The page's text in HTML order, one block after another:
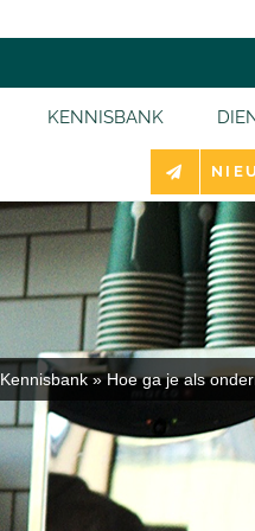
KENNISBANK
Kennisbank»Hoe ga je als